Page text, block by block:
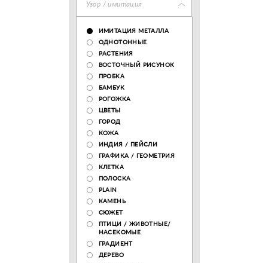
Узор / имитация
ИМИТАЦИЯ МЕТАЛЛА
ОДНОТОННЫЕ
РАСТЕНИЯ
ВОСТОЧНЫЙ РИСУНОК
ПРОБКА
БАМБУК
РОГОЖКА
ЦВЕТЫ
ГОРОД
КОЖА
ИНДИЯ / ПЕЙСЛИ
ГРАФИКА / ГЕОМЕТРИЯ
КЛЕТКА
ПОЛОСКА
PLAIN
КАМЕНЬ
СЮЖЕТ
ПТИЦИ / ЖИВОТНЫЕ/
НАСЕКОМЫЕ
ГРАДИЕНТ
ДЕРЕВО